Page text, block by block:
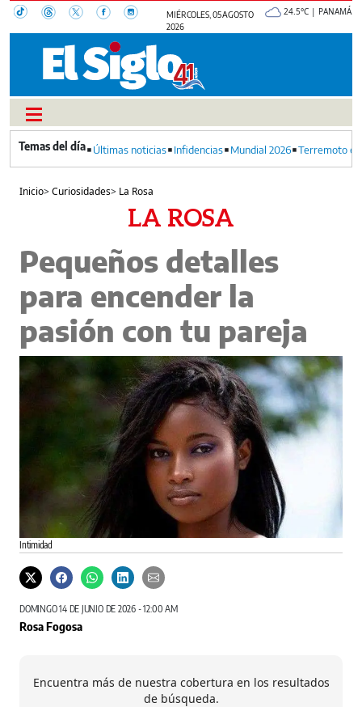
MIÉRCOLES, 05 AGOSTO
2026
24.5°C | PANAMÁ
Últimas noticias Infidencias Mundial 2026 Terremoto
Inicio>Curiosidades> La Rosa
LA ROSA
Pequeños detalles
para encender la
pasión con tu pareja
Intimidad
DOMINGO 14 DE JUNIO DE 2026 - 12:00 AM
Rosa Fogosa
Encuentra más de nuestra cobertura en los resultados
de búsqueda.